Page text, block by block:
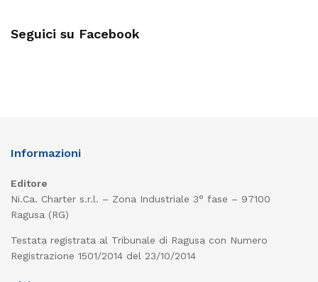
Seguici su Facebook
Informazioni
Editore
Ni.Ca. Charter s.r.l. – Zona Industriale 3° fase – 97100
Ragusa (RG)
Testata registrata al Tribunale di Ragusa con Numero
Registrazione 1501/2014 del 23/10/2014